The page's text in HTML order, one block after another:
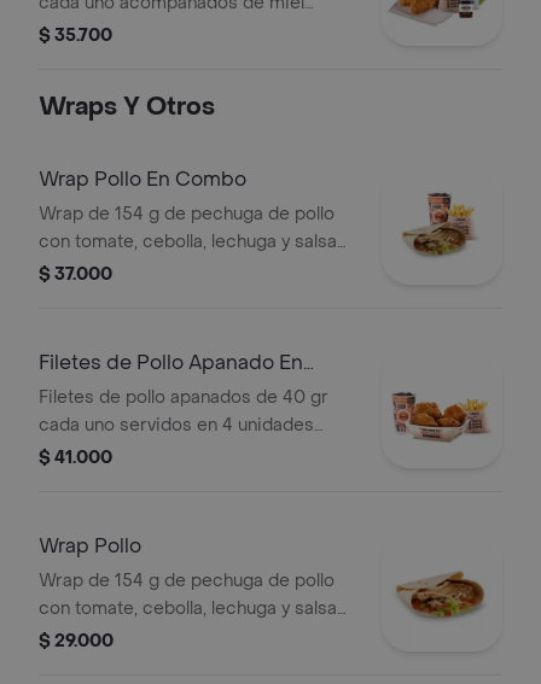
mostaza con papas Corral medianas,
$ 35.700
Wraps Y Otros
Wrap Pollo En Combo
Wrap de 154 g de pechuga de pollo
con tomate, cebolla, lechuga y salsa
blanca + papas medianas (corral o en
$ 37.000
Filetes de Pollo Apanado En
Combo
Filetes de pollo apanados de 40 gr
cada uno servidos en 4 unidades
acompañados de miel mostaza +
$ 41.000
Wrap Pollo
Wrap de 154 g de pechuga de pollo
con tomate, cebolla, lechuga y salsa
blanca
$ 29.000